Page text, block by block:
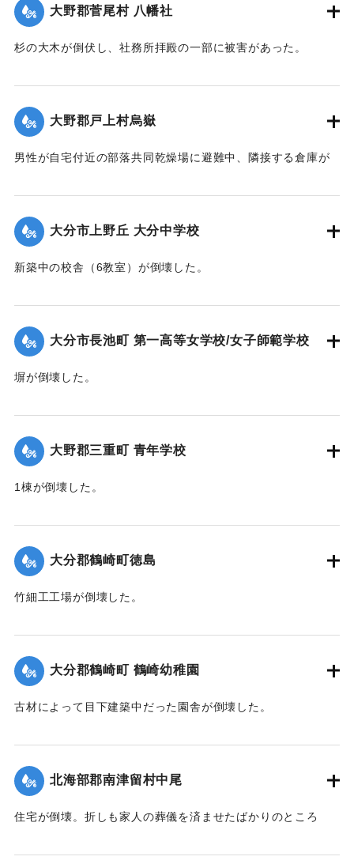
大野郡菅尾村 八幡社
杉の大木が倒伏し、社務所拝殿の一部に被害があった。
｜固有コード:00474071
大野郡戸上村烏嶽
男性が自宅付近の部落共同乾燥場に避難中、隣接する倉庫が
｜固有コード:
大分市上野丘 大分中学校
新築中の校舎（6教室）が倒壊した。
｜固有コード: 00474064
大分市長池町 第一高等女学校/女子師範学校
塀が倒壊した。
｜固有コード:00474065
大野郡三重町 青年学校
1棟が倒壊した。
｜固有コード:00474066
大分郡鶴崎町徳島
竹細工工場が倒壊した。
｜固有コード:00474059
大分郡鶴崎町 鶴崎幼稚園
古材によって目下建築中だった園舎が倒壊した。
｜固有コード: 00474060
北海部郡南津留村中尾
住宅が倒壊。折しも家人の葬儀を済ませたばかりのところ
といずれも40代の親戚の男女2人が重傷、60代の祖母が軽傷